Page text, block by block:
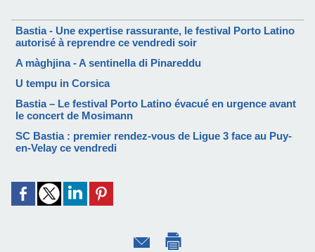
Bastia - Une expertise rassurante, le festival Porto Latino
autorisé à reprendre ce vendredi soir
A màghjina - A sentinella di Pinareddu
U tempu in Corsica
Bastia – Le festival Porto Latino évacué en urgence avant
le concert de Mosimann
SC Bastia : premier rendez-vous de Ligue 3 face au Puy-
en-Velay ce vendredi